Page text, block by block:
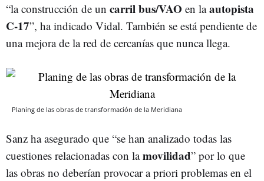
“la construcción de un carril bus/VAO en laautopista
C-17”, ha indicado Vidal. También se está pendiente de
una mejora de la red de cercanías que nunca llega.
Planing de las obras de transformación de la Meridiana
Sanz ha asegurado que “se han analizado todas las
cuestiones relacionadas con lamovilidad” por lo que
las obras no deberían provocar a priori problemas en el